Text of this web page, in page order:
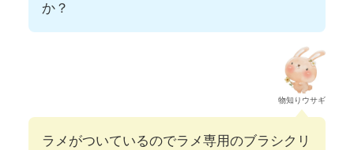
か？
物知りウサギ
ラメがついているのでラメ専用のブラシクリ